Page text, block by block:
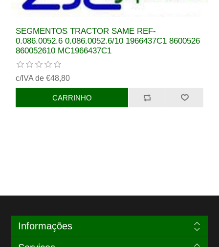
SEGMENTOS TRACTOR SAME REF-
0.086.0052.6 0.086.0052.6/10 1966437C1 8600526
860052610 MC1966437C1
c/IVA de €48,80
Informações